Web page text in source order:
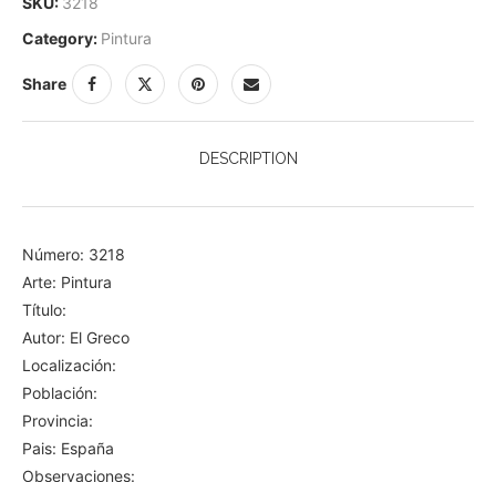
Category: Pintura
Share
DESCRIPTION
Número: 3218
Arte: Pintura
Título:
Autor: El Greco
Localización:
Población:
Provincia:
Pais: España
Observaciones: